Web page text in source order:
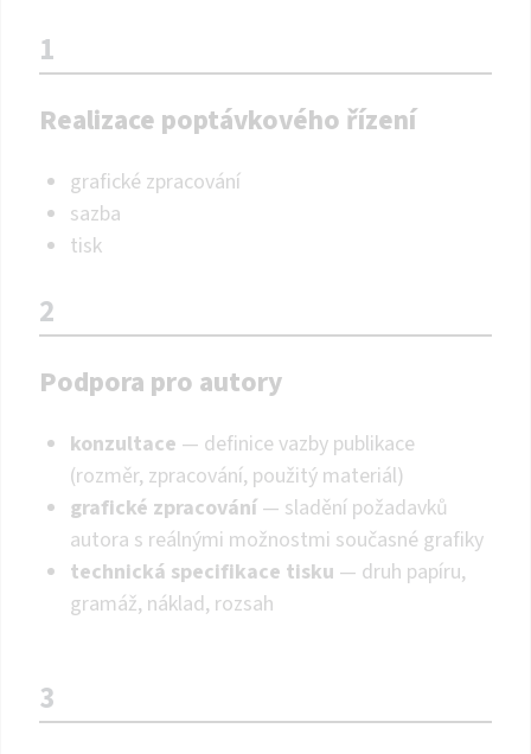
1
Realizace poptávkového řízení
grafické zpracování
sazba
tisk
2
Podpora pro autory
konzultace — definice vazby publikace
(rozměr, zpracování, použitý materiál)
grafické zpracování — sladění požadavků
autora s reálnými možnostmi současné grafiky
technická specifikace tisku — druh papíru,
gramáž, náklad, rozsah
3